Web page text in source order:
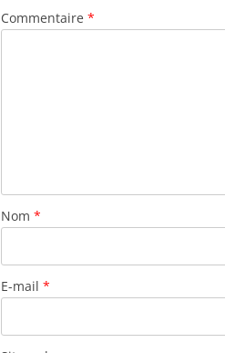
Commentaire *
Nom *
E-mail *